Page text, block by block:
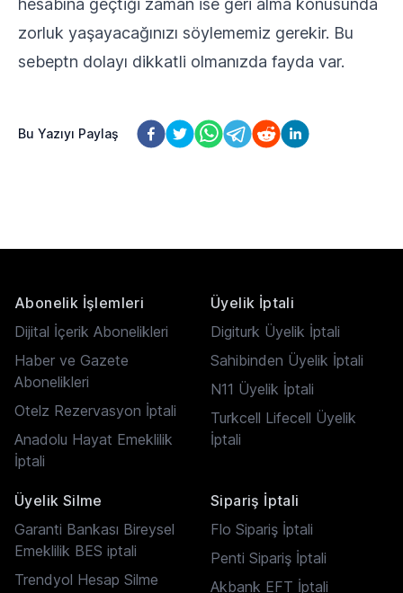
hesabına geçtiği zaman ise geri alma konusunda
zorluk yaşayacağınızı söylememiz gerekir. Bu
sebeptn dolayı dikkatli olmanızda fayda var.
Bu Yazıyı Paylaş
Abonelik İşlemleri
Dijital İçerik Abonelikleri
Haber ve Gazete
Abonelikleri
Otelz Rezervasyon İptali
Anadolu Hayat Emeklilik
İptali
Üyelik İptali
Digiturk Üyelik İptali
Sahibinden Üyelik İptali
N11 Üyelik İptali
Turkcell Lifecell Üyelik
İptali
Üyelik Silme
Garanti Bankası Bireysel
Emeklilik BES iptali
Trendyol Hesap Silme
Sipariş İptali
Flo Sipariş İptali
Penti Sipariş İptali
Akbank EFT İptali